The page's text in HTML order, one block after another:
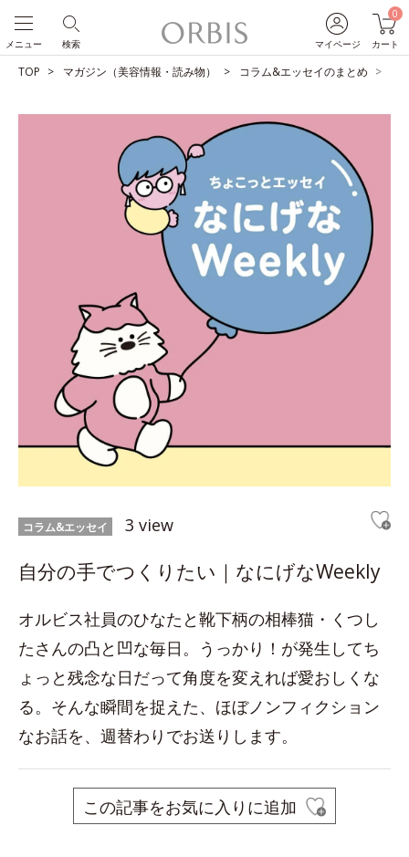
マイページ
0
カート
検索
メニュー
TOP マガジン（美容情報・読み物） コラム&エッセイのまとめ
コラム&エッセイ 3 view
自分の手でつくりたい｜なにげなWeekly
オルビス社員のひなたと靴下柄の相棒猫・くつし
たさんの凸と凹な毎日。うっかり！が発生してち
ょっと残念な日だって角度を変えれば愛おしくな
る。そんな瞬間を捉えた、ほぼノンフィクション
なお話を、週替わりでお送りします。
この記事をお気に入りに追加